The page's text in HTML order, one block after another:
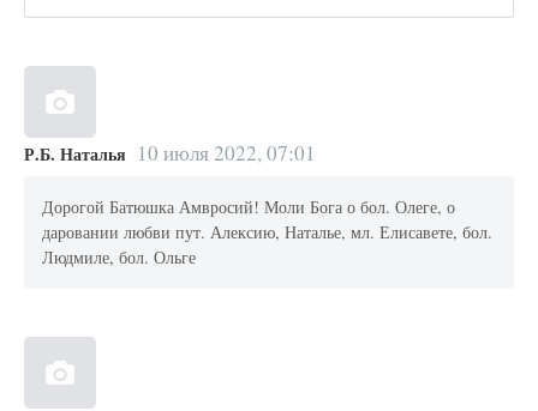
Р.Б. Наталья 10 июля 2022, 07:01
Дорогой Батюшка Амвросий! Моли Бога о бол. Олеге, о
даровании любви пут. Алексию, Наталье, мл. Елисавете, бол.
Людмиле, бол. Ольге